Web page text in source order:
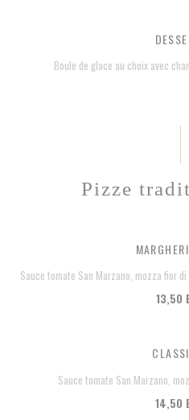
Boule de glace au choix avec
Pizze
Sauce tomate San Marzano, mozza fior
13,50
Sauce tomate San Marzano,
14,50